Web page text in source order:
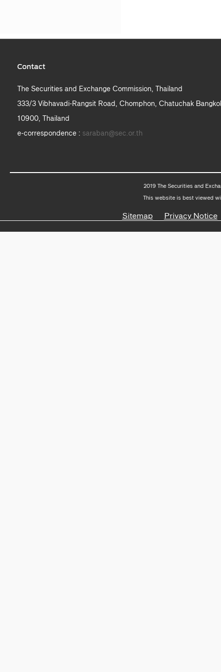
Contact
The Securities and Exchange Commission, Thailand
333/3 Vibhavadi-Rangsit Road, Chomphon, Chatuchak
10900, Thailand
e-correspondence : saraban@sec.or.th
2019 The Securities and
This website is best viewed
Sitemap Privacy Notice